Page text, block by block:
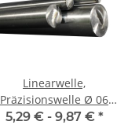
Linearwelle,
Präzisionswelle Ø 06
mm, 500 mm, gehärtet
5,29 € - 9,87 € *